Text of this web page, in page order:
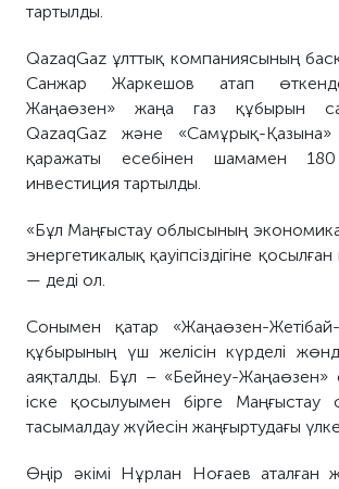
тартылды.
QazaqGaz ұлттық компаниясының
Санжар Жаркешов атап
Жаңаөзен» жаңа газ құбырын
QazaqGaz және «Самұрық-
қаражаты есебінен шамамен
инвестиция тартылды.
«Бұл Маңғыстау облысының
энергетикалық қауіпсіздігіне
— деді ол.
Сонымен қатар «Жаңаөзен-Жетібай-
құбырының үш желісін күрделі
аяқталды. Бұл – «Бейнеу-Жаңаөзен»
іске қосылуымен бірге Маңғыстау
тасымалдау жүйесін жаңғыртудағы
Өңір әкімі Нұрлан Ноғаев аталған